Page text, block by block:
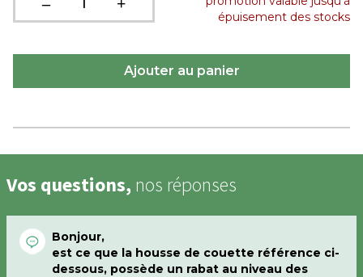
épuisement des stocks
Vos questions, nos réponses
Bonjour,
est ce que la housse de couette référence ci-
dessous, possède un rabat au niveau des